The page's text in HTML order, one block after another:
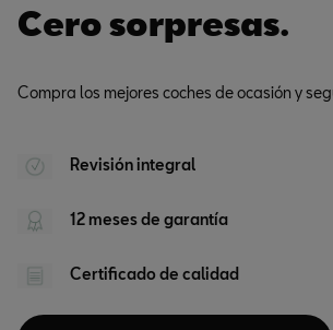
Cero sorpresas.
Compra los mejores coches de ocasión y
Revisión integral
12 meses de garantía
Certificado de calidad